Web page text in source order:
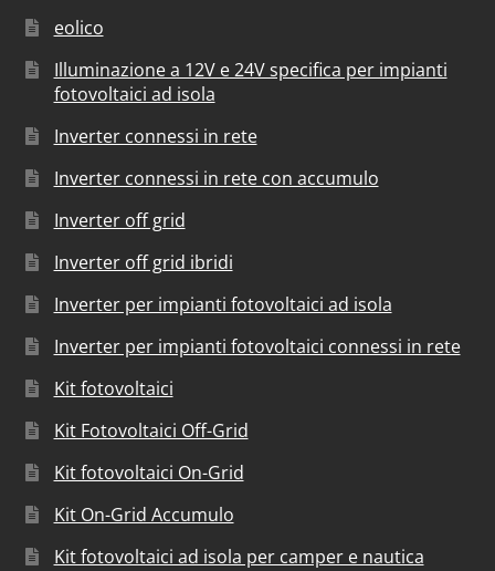
eolico
Illuminazione a 12V e 24V specifica per impianti
fotovoltaici ad isola
Inverter connessi in rete
Inverter connessi in rete con accumulo
Inverter off grid
Inverter off grid ibridi
Inverter per impianti fotovoltaici ad isola
Inverter per impianti fotovoltaici connessi in rete
Kit fotovoltaici
Kit Fotovoltaici Off-Grid
Kit fotovoltaici On-Grid
Kit On-Grid Accumulo
Kit fotovoltaici ad isola per camper e nautica